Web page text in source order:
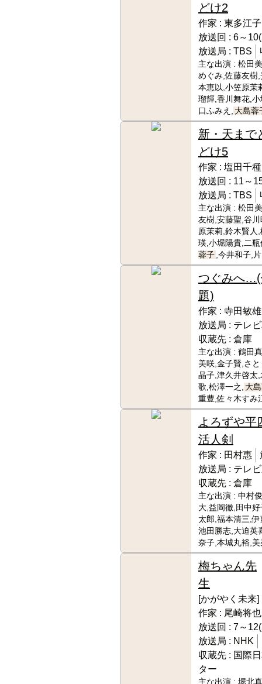
どけ2
作家 : 東多江子
放送回 : 6～
放送局 : TBS
主な出演 : 松田
めぐみ,佐藤友樹
本恵以,小笠原茉
瑠輝,香川舞花,
口ふみえ,
大島蓉
新・天まで
どけ5
作家 : 塩田千
放送回 : 11～
放送局 : TBS
主な出演 : 松田
友樹,安藤聖,谷
原茉莉,鈴木賢人
瑛,小堀陽貴,二
蓉子 ,今井和子,
つぐみへ
題)
作家 : 寺田敏雄
放送局 : テレ
収蔵先 : 倉庫
主な出演 : 鶴田
美咲,金子賢,さ
晶子,津久井啓太
歌,松澤一之, 大
重豊,佐々木すみ
よろずや平
活人剣
作家 : 田村惠
放送局 : テレ
収蔵先 : 倉庫
主な出演 : 中村
大,益岡徹,田中
太郎,福本清三,
池田勝志,大迫英
奈子,本城丸裕,
梅ちゃん先
生
[かがやく未来]
作家 : 尾崎将也
放送回 : 7～
放送局 : NHK
収蔵先 : 国際
ター
主な出演 : 堀北